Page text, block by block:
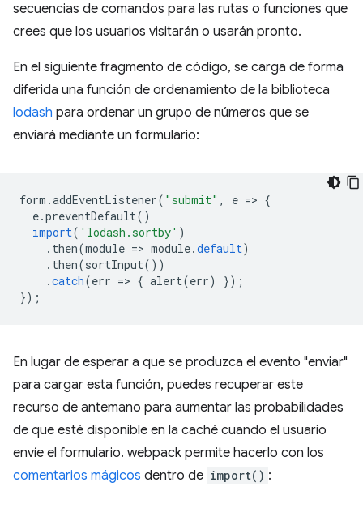
secuencias de comandos para las rutas o funciones que
crees que los usuarios visitarán o usarán pronto.
En el siguiente fragmento de código, se carga de forma
diferida una función de ordenamiento de la biblioteca
lodash para ordenar un grupo de números que se
enviará mediante un formulario:
form .addEventListener( "submit" , e => {
e.preventDefault()
import( 'lodash.sortby' )
. then(module => module.default)
. then(sortInput())
.catch(err => { alert(err)
});
});
En lugar de esperar a que se produzca el evento "enviar"
para cargar esta función, puedes recuperar este
recurso de antemano para aumentar las probabilidades
de que esté disponible en la caché cuando el usuario
envíe el formulario. webpack permite hacerlo con los
comentarios mágicos dentro de import() :